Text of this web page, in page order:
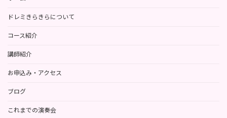
ドレミきらきらについて
コース紹介
講師紹介
お申込み・アクセス
ブログ
これまでの演奏会